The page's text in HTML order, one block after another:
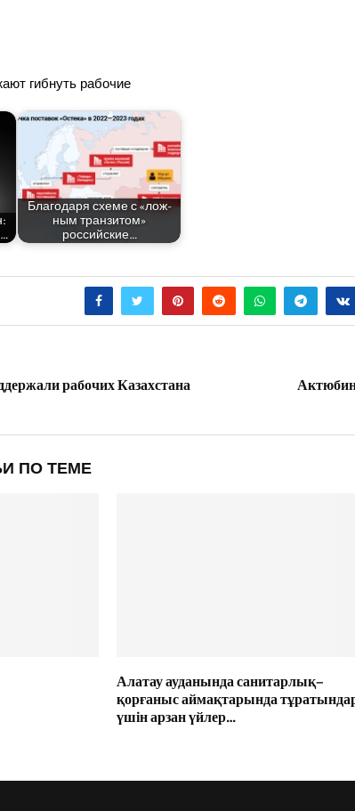
гиб­нуть рабочие
Бла­го­да­ря схе­ме с «лож­
ным тран­зи­том»
российские…
рабочих Казахстана
ПО ТЕМЕ
Алатау ауданында санитарлық–
қорғаныс аймақтарында
үшін арзан үйлер…